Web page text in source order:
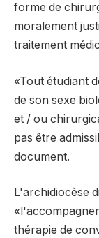
forme de
moralement
traitement
«Tout étudiant
de son sexe
et / ou
pas être
document.
L'archidiocèse
thérapie de